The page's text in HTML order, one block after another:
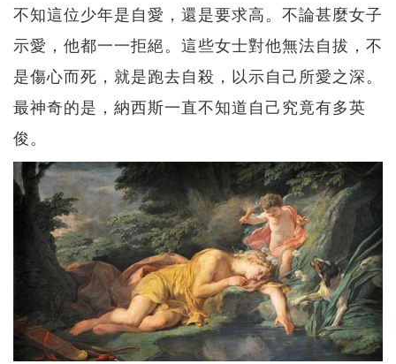
不知這位少年是自愛，還是要求高。不論甚麼女子
示愛，他都一一拒絕。這些女士對他無法自拔，不
是傷心而死，就是跑去自殺，以示自己所愛之深。
最神奇的是，納西斯一直不知道自己究竟有多英
俊。